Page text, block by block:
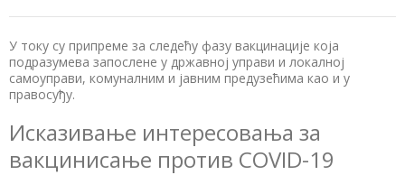
У току су припреме за следећу фазу вакцинације која
подразумева запослене у државној управи и локалној
самоуправи, комуналним и јавним предузећима као и у
правосуђу.
Исказивање интересовања за
вакцинисање против COVID-19